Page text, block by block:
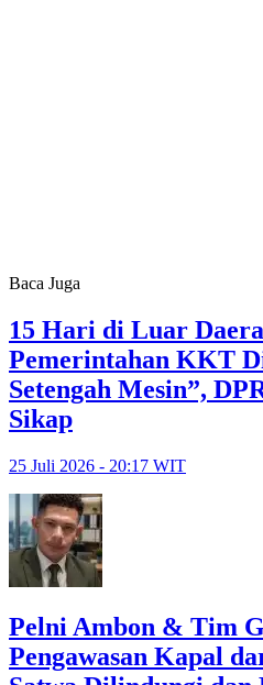
Baca Juga
15 Hari di Luar
Pemerintahan KKT
Setengah Mesin”,
Sikap
25 Juli 2026 - 20:17 WIT
Pelni Ambon & Tim
Pengawasan Kapal